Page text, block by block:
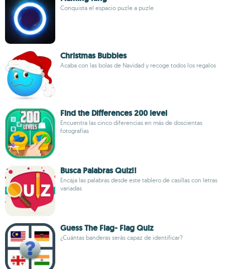
Conquista el espacio puzle a puzle
Christmas Bubbles
Acaba con las bolas de Navidad y recoge todos los regalos
Find the Differences 200 level
Encuentra las cinco diferencias en más de doscientas
fotografías
Busca Palabras Quiz!!
Encaja las palabras desde este tablero de casillas con letras
variadas
Guess The Flag- Flag Quiz
¿Cuántas banderas serás capaz de identificar?